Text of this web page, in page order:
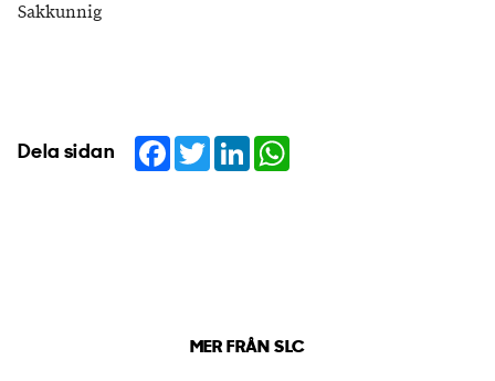
Sakkunnig
Dela sidan Facebook
TwitterLinkedIn
MER FRÅN SLC